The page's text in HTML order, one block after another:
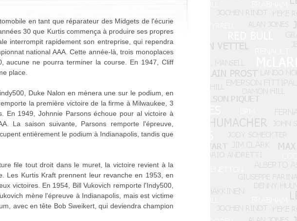
en tant que réparateur des Midgets de l'écurie
30 que Kurtis commença à produire ses propres
interrompit rapidement son entreprise, qui rependra
national AAA. Cette année-là, trois monoplaces
aucune ne pourra terminer la course. En 1947, Cliff
place.
Duke Nalon en mènera une sur le podium, en
la première victoire de la firme à Milwaukee, 3
En 1949, Johnnie Parsons échoue pour al victoire à
La saison suivante, Parsons remporte l'épreuve,
entièrement le podium à Indianapolis, tandis que
file tout droit dans le muret, la victoire revient à la
Les Kurtis Kraft prennent leur revanche en 1953, en
victoires. En 1954, Bill Vukovich remporte l'Indy500,
mène l'épreuve à Indianapolis, mais est victime
avec en tête Bob Sweikert, qui deviendra champion